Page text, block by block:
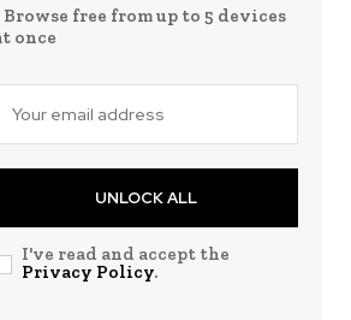
Browse free from up to 5 devices
once
UNLOCK ALL
I've read and accept the
Privacy Policy.